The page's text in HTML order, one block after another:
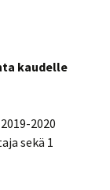
kaudelle
2020
sekä 1